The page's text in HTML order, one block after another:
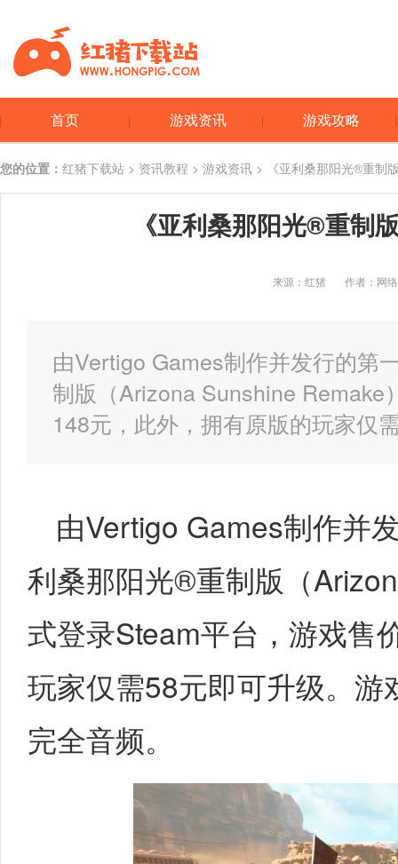
首页 游戏资讯 游戏攻略
您的位置： 红猪下载站 > 资讯教程 > 游戏资讯 > 《亚利桑那阳光®重制
《亚利桑那阳光®重制
来源：红猪 作者：网络
由Vertigo Games制作并发行的第
制版（Arizona Sunshine Remake
148元，此外，拥有原版的玩家仅
由Vertigo Games制作并
利桑那阳光®重制版（
式登录Steam平台，游戏售
玩家仅需58元即可升级。
完全音频。